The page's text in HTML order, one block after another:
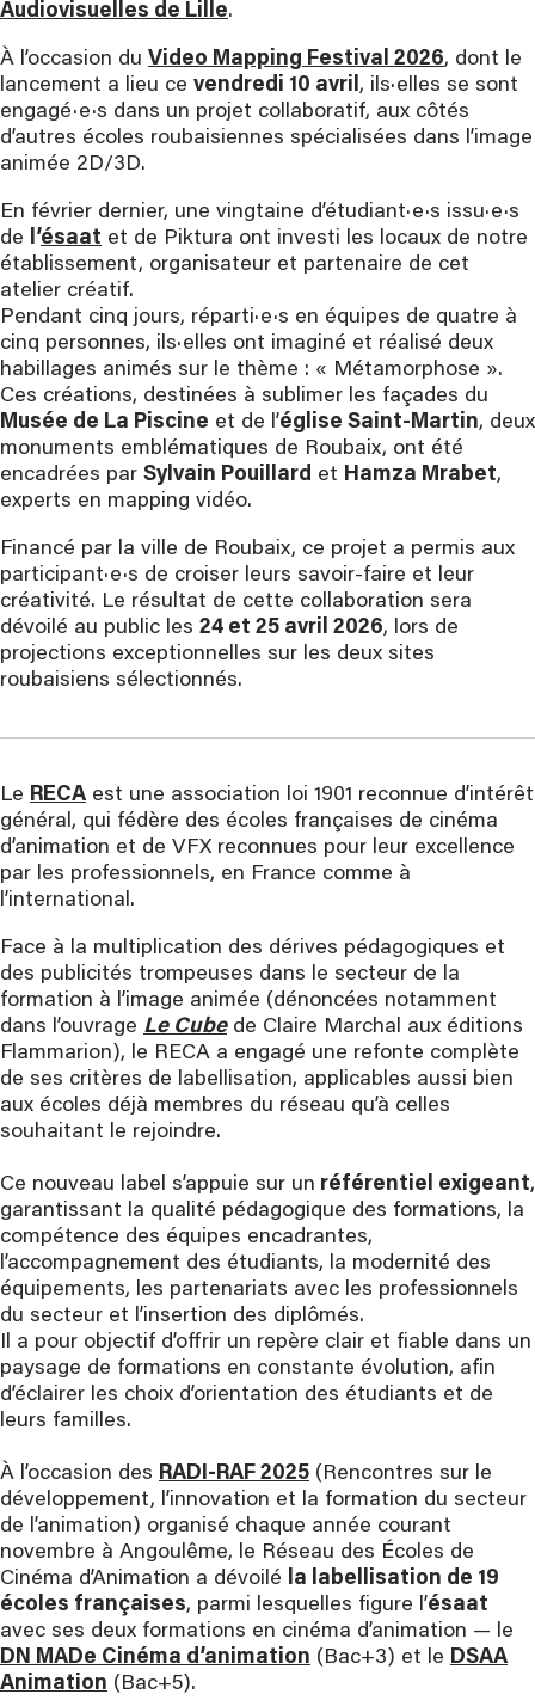
Audiovisuelles de Lille.
À l’occasion du Video Mapping Festival 2026, dont le
lancement a lieu ce vendredi 10 avril, ils·elles se sont
engagé·e·s dans un projet collaboratif, aux côtés
d’autres écoles roubaisiennes spécialisées dans l’image
animée 2D/3D.
En février dernier, une vingtaine d’étudiant·e·s issu·e·s
de l’ésaat et de Piktura ont investi les locaux de notre
établissement, organisateur et partenaire de cet
atelier créatif.
Pendant cinq jours, réparti·e·s en équipes de quatre à
cinq personnes, ils·elles ont imaginé et réalisé deux
habillages animés sur le thème : « Métamorphose ».
Ces créations, destinées à sublimer les façades du
Musée de La Piscine et de l’église Saint-Martin, deux
monuments emblématiques de Roubaix, ont été
encadrées par Sylvain Pouillard et Hamza Mrabet,
experts en mapping vidéo.
Financé par la ville de Roubaix, ce projet a permis aux
participant·e·s de croiser leurs savoir-faire et leur
créativité. Le résultat de cette collaboration sera
dévoilé au public les 24 et 25 avril 2026, lors de
projections exceptionnelles sur les deux sites
roubaisiens sélectionnés.
Le RECA est une association loi 1901 reconnue d’intérêt
général, qui fédère des écoles françaises de cinéma
d’animation et de VFX reconnues pour leur excellence
par les professionnels, en France comme à
l’international.
Face à la multiplication des dérives pédagogiques et
des publicités trompeuses dans le secteur de la
formation à l’image animée (dénoncées notamment
dans l’ouvrage Le Cubede Claire Marchal aux éditions
Flammarion), le RECA a engagé une refonte complète
de ses critères de labellisation, applicables aussi bien
aux écoles déjà membres du réseau qu’à celles
souhaitant le rejoindre.
Ce nouveau label s’appuie sur un référentiel exigeant,
garantissant la qualité pédagogique des formations, la
compétence des équipes encadrantes,
l’accompagnement des étudiants, la modernité des
équipements, les partenariats avec les professionnels
du secteur et l’insertion des diplômés.
Il a pour objectif d’offrir un repère clair et fiable dans un
paysage de formations en constante évolution, afin
d’éclairer les choix d’orientation des étudiants et de
leurs familles.
À l’occasion des RADI-RAF 2025 (Rencontres sur le
développement, l’innovation et la formation du secteur
de l’animation) organisé chaque année courant
novembre à Angoulême, le Réseau des Écoles de
Cinéma d’Animation a dévoilé la labellisation de 19
écoles françaises, parmi lesquelles figure l’ésaat
avec ses deux formations en cinéma d’animation — le
DN MADe Cinéma d’animation (Bac+3) et le DSAA
Animation (Bac+5).